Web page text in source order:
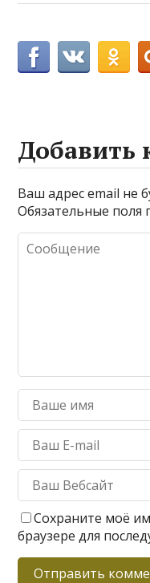
Добавить
Ваш адрес email не
Обязательные
Сохраните моё
браузере для